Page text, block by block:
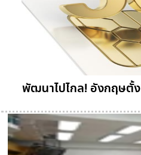
พัฒนาไปไกล! อังกฤษตั้